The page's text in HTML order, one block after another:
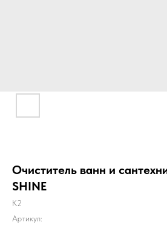
Очиститель ванн и
SHINE
K2
Артикул: